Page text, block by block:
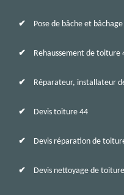
Pose de bâche et
Rehaussement de toiture
Réparateur, installateur
Devis toiture 44
Devis réparation de
Devis nettoyage de